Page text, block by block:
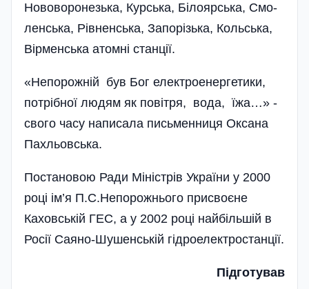
Нововоронезька, Курська, Білоярська, Смо­
лен­ська, Рівненська, За­по­рі­зька, Кольська,
Вір­мен­ська атом­ні станції.
«Непорожній був Бог еле­к­­­­­троенергетики,
потрібної людям як повітря, вода, їжа…» -
свого часу написала письмен­ниця Оксана
Пахльовська.
Постановою Ради Мініст­рів України у 2000
році ім’я П.С.Непорожнього присвоєне
Каховській ГЕС, а у 2002 році найбільшій в
Росії Саяно-Шушенській гідроелектростанції.
Підготував